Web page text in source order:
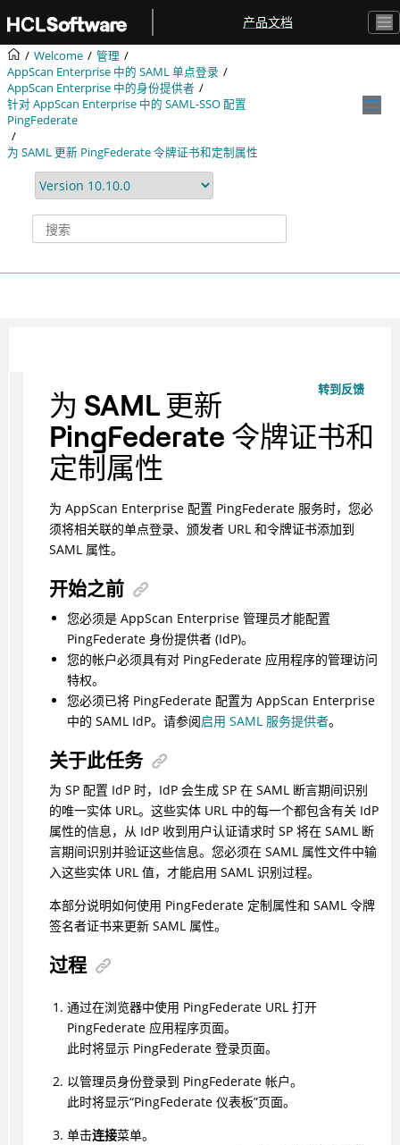
产品文档
Welcome
管理
AppScan Enterprise 中的 SAML 单点登录
AppScan Enterprise 中的身份提供者
针对 AppScan Enterprise 中的 SAML-SSO 配置
PingFederate
为 SAML 更新 PingFederate 令牌证书和定制属性
转到反馈
为 SAML 更新
PingFederate 令牌证书和
定制属性
为 AppScan Enterprise 配置 PingFederate 服务时，您必
须将相关联的单点登录、颁发者 URL 和令牌证书添加到
SAML 属性。
开始之前
您必须是 AppScan Enterprise 管理员才能配置
PingFederate 身份提供者 (IdP)。
您的帐户必须具有对 PingFederate 应用程序的管理访问
特权。
您必须已将 PingFederate 配置为 AppScan Enterprise
中的 SAML IdP。请参阅启用 SAML 服务提供者。
关于此任务
为 SP 配置 IdP 时，IdP 会生成 SP 在 SAML 断言期间识别
的唯一实体 URL。这些实体 URL 中的每一个都包含有关 IdP
属性的信息，从 IdP 收到用户认证请求时 SP 将在 SAML 断
言期间识别并验证这些信息。您必须在 SAML 属性文件中输
入这些实体 URL 值，才能启用 SAML 识别过程。
本部分说明如何使用 PingFederate 定制属性和 SAML 令牌
签名者证书来更新 SAML 属性。
过程
通过在浏览器中使用 PingFederate URL 打开
PingFederate 应用程序页面。
此时将显示 PingFederate 登录页面。
以管理员身份登录到 PingFederate 帐户。
此时将显示“PingFederate 仪表板”页面。
单击连接菜单。